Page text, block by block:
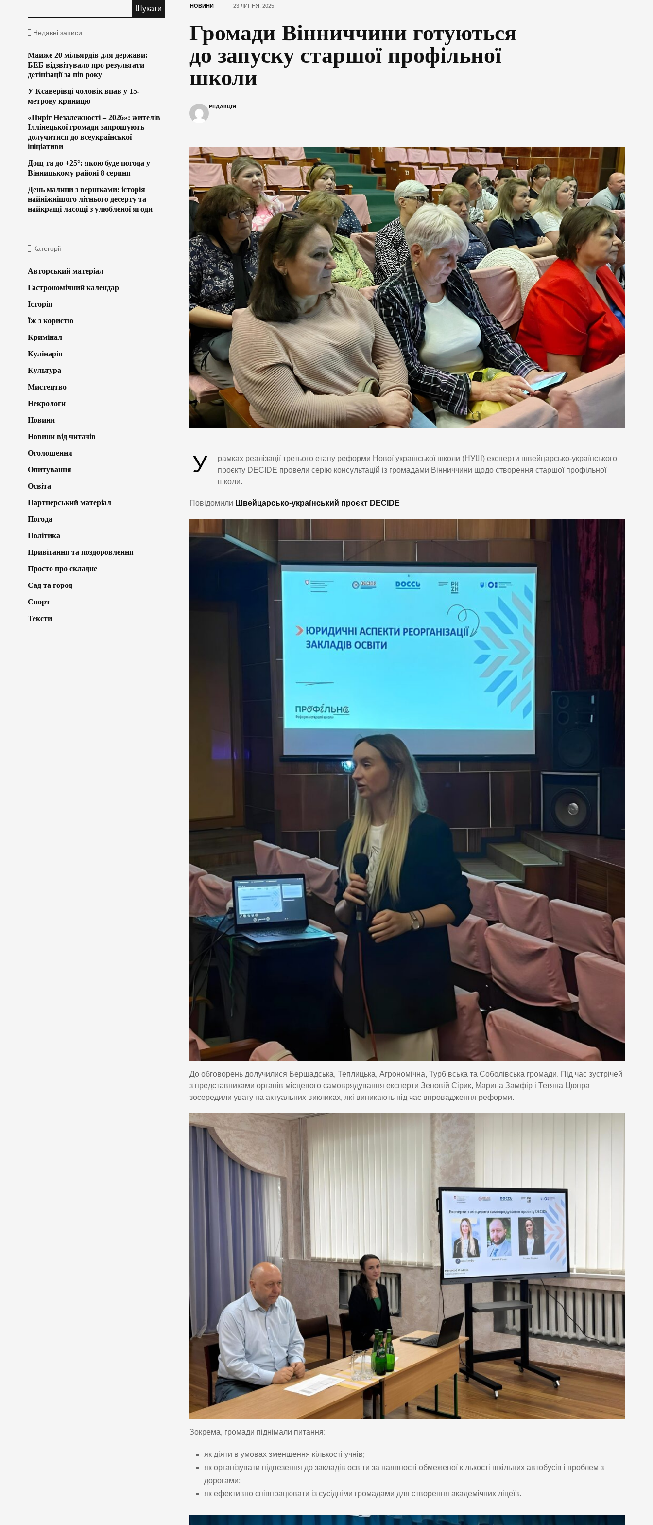
НОВИНИ 23 ЛИПНЯ, 2025
Громади Вінниччини готуються
до запуску старшої профільної
школи
РЕДАКЦІЯ
У
рамках реалізації третього етапу реформи Нової української школи (НУШ) експерти швейцарсько-українського
проєкту DECIDE провели серію консультацій із громадами Вінниччини щодо створення старшої профільної
школи.
Повідомили Швейцарсько-український проєкт DECIDE
До обговорень долучилися Бершадська, Теплицька, Агрономічна, Турбівська та Соболівська громади. Під час зустрічей
з представниками органів місцевого самоврядування експерти Зеновій Сірик, Марина Замфір і Тетяна Цюпра
зосередили увагу на актуальних викликах, які виникають під час впровадження реформи.
Зокрема, громади піднімали питання:
як діяти в умовах зменшення кількості учнів;
як організувати підвезення до закладів освіти за наявності обмеженої кількості шкільних автобусів і проблем з
дорогами;
як ефективно співпрацювати із сусідніми громадами для створення академічних ліцеїв.
Недавні записи
Майже 20 мільярдів для держави:
БЕБ відзвітувало про результати
детінізації за пів року
У Ксаверівці чоловік впав у 15-
метрову криницю
«Пиріг Незалежності – 2026»: жителів
Іллінецької громади запрошують
долучитися до всеукраїнської
ініціативи
Дощ та до +25°: якою буде погода у
Вінницькому районі 8 серпня
День малини з вершками: історія
найніжнішого літнього десерту та
найкращі ласощі з улюбленої ягоди
Категорії
Авторський матеріал
Гастрономічний календар
Історія
Їж з користю
Кримінал
Кулінарія
Культура
Мистецтво
Некрологи
Новини
Новини від читачів
Оголошення
Опитування
Освіта
Партнерський матеріал
Погода
Політика
Привітання та поздоровлення
Просто про складне
Сад та город
Спорт
Тексти